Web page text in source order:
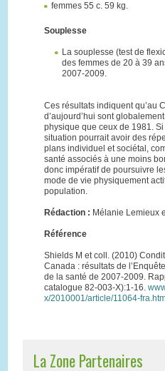
femmes 55 c. 59 kg.
Souplesse
La souplesse (test de
des femmes de 20 à 39
2007-2009.
Ces résultats indiquent qu’au
d’aujourd’hui sont
physique que ceux de 1981.
situation pourrait avoir des
plans individuel et sociétal,
santé associés à une moins
donc impératif de poursuivre
mode de vie physiquement
population.
Rédaction : Mélanie Lemieux
Référence
Shields M et coll. (2010)
Canada : résultats de
de la santé de 2007-2009.
catalogue 82-003-X):1-16.
x/2010001/article/11064-
La Zone Partenaires